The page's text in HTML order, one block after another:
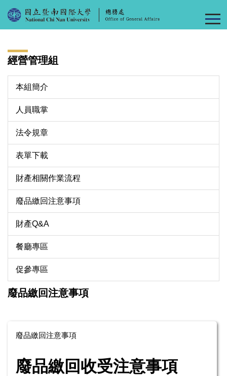
跳
到
主
內
經營管理組
本組簡介
人員職掌
法令規章
表單下載
財產相關作業流程
廢品繳回注意事項
財產Q&A
餐廳專區
促參專區
廢品繳回注意事項
廢品繳回注意事項
廢品繳回收受注意事項